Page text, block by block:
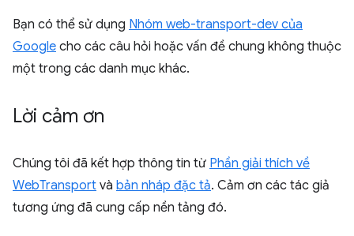
Bạn có thể sử dụng Nhóm web-transport-dev của
Google cho các câu hỏi hoặc vấn đề chung không thuộc
một trong các danh mục khác.
Lời cảm ơn
Chúng tôi đã kết hợp thông tin từ Phần giải thích về
WebTransport và bản nháp đặc tả. Cảm ơn các tác giả
tương ứng đã cung cấp nền tảng đó.